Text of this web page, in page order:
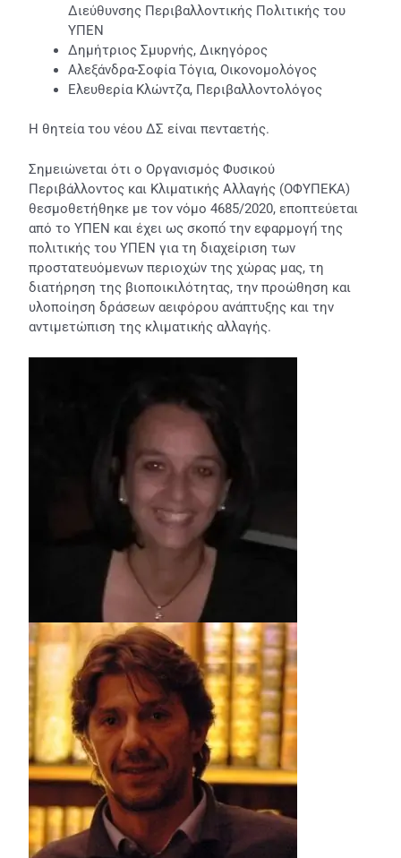
Διεύθυνσης Περιβαλλοντικής Πολιτικής του
ΥΠΕΝ
Δημήτριος Σμυρνής, Δικηγόρος
Αλεξάνδρα-Σοφία Τόγια, Οικονομολόγος
Ελευθερία Κλώντζα, Περιβαλλοντολόγος
Η θητεία του νέου ΔΣ είναι πενταετής.
Σημειώνεται ότι ο Οργανισμός Φυσικού
Περιβάλλοντος και Κλιματικής Αλλαγής (ΟΦΥΠΕΚΑ)
θεσμοθετήθηκε με τον νόμο 4685/2020, εποπτεύεται
από το ΥΠΕΝ και έχει ως σκοπό́ την εφαρμογή́ της
πολιτικής του ΥΠΕΝ για τη διαχείριση των
προστατευόμενων περιοχών της χώρας μας, τη
διατήρηση της βιοποικιλότητας, την προώθηση και
υλοποίηση δράσεων αειφόρου ανάπτυξης και την
αντιμετώπιση της κλιματικής αλλαγής.